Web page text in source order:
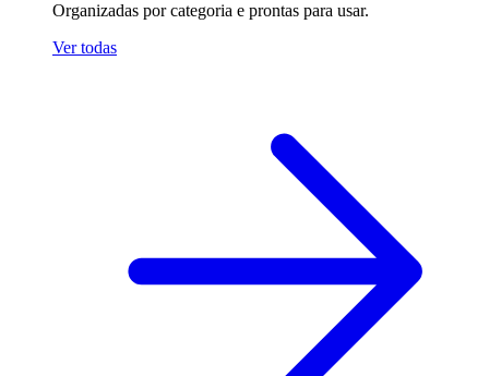
Organizadas por categoria e prontas para usar.
Ver todas